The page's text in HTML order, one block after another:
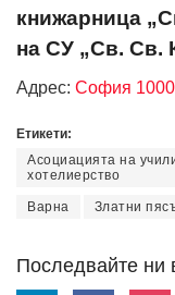
книжарница
на СУ „Св. Св.
Адрес: София
Етикети:
Асоциацията на
хотелиерство
Варна Златни
Последвайте ни